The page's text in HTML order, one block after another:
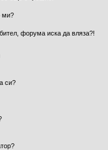
ми?
форума иска да вляза?!
си?